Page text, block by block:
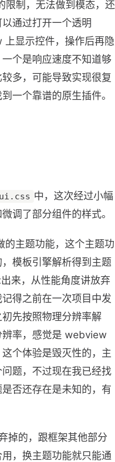
制，无法做到模态，还
通过打开一个透明
显示控件，操作后再隐
个是响应速度不知道够
多，可能导致实现很复
一个靠谱的原生插件。
中，这次经过小幅
调了部分组件的样式。
的主题功能，这个主题功
模板引擎解析得到主题
来，从性能角度讲放弃
得之前在一次项目中发
先按照物理分辨率解
辨率，感觉是 webview
个体验是毁灭性的，主
题，不过现在我已经找
否还存在是未知的，有
掉的，跟框架其他部分
，换主题功能就只能通